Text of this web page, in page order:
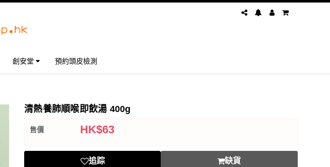
創安堂 預約頭皮檢測
清熱養肺順喉即飲湯 400g
售價 HK$63
追踪 缺貨